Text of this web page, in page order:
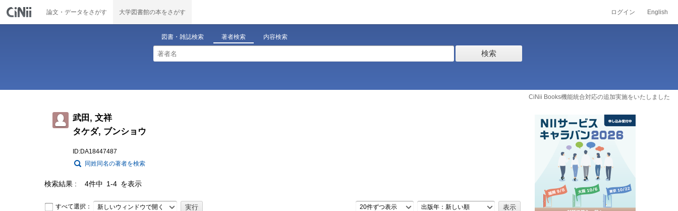
論文・データをさがす 大学図書館の本をさがす ログイン English
図書・雑誌検索 著者検索 内容検索
検索
CiNii Books機能統合対応の追加実施をいたしました
武田, 文祥
タケダ, ブンショウ
ID:DA18447487
同姓同名の著者を検索
検索結果 4件中 1-4 を表示
すべて選択： 新しいウィンドウで開く 20件ずつ表示 出版年：新しい順